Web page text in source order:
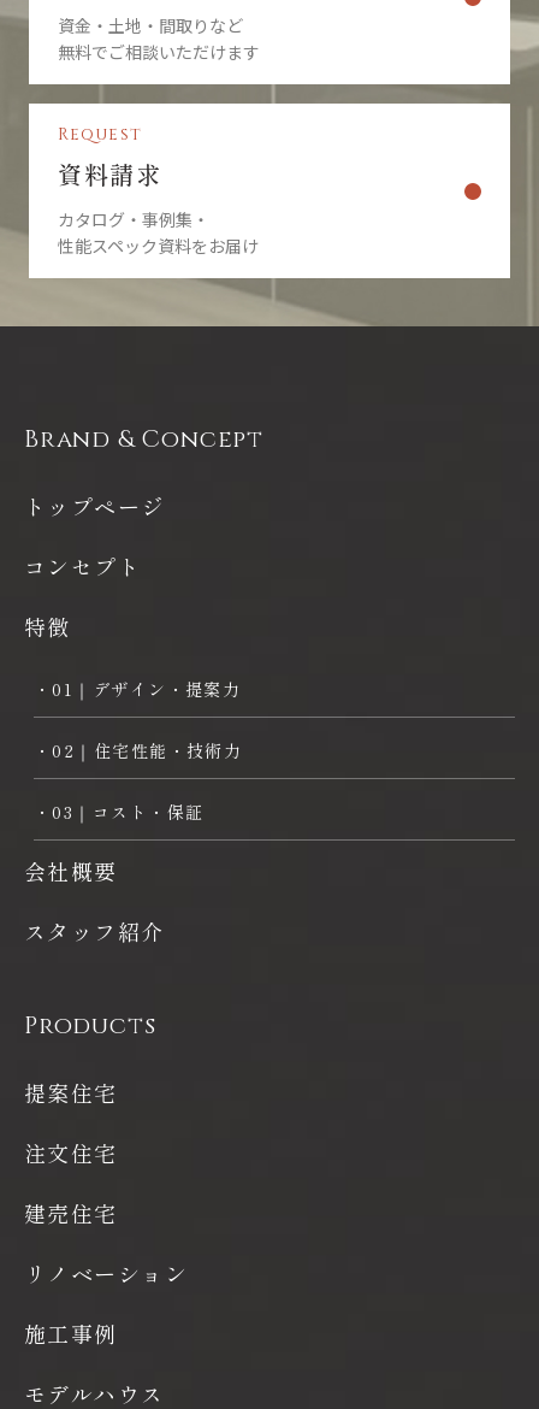
資金・土地・間取りなど
無料でご相談いただけます
Request
資料請求
カタログ・事例集・
性能スペック資料をお届け
Brand & Concept
トップページ
コンセプト
特徴
・01｜デザイン・提案力
・02｜住宅性能・技術力
・03｜コスト・保証
会社概要
スタッフ紹介
Products
提案住宅
注文住宅
建売住宅
リノベーション
施工事例
モデルハウス